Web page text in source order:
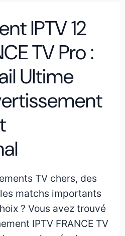
IPTV 12
TV Pro :
Ultime
TV chers, des
matchs importants
? Vous avez trouvé
IPTV FRANCE TV